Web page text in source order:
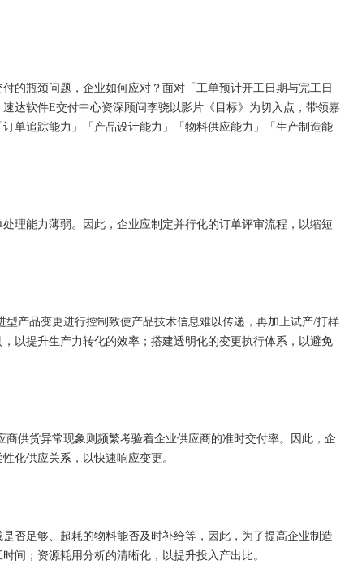
瓶颈问题，企业如何应对？面对「工单预计开工日期与完工日
达软件E交付中心资深顾问李骁以影片《目标》为切入点，带领嘉
单追踪能力」「产品设计能力」「物料供应能力」「生产制造能
能力薄弱。因此，企业应制定并行化的订单评审流程，以缩短
产品变更进行控制致使产品技术信息难以传递，再加上试产/打样
以提升生产力转化的效率；搭建透明化的变更执行体系，以避免
供货异常现象则频繁考验着企业供应商的准时交付率。因此，企
化供应关系，以快速响应变更。
足够、超耗的物料能否及时补给等，因此，为了提高企业制造
间；资源耗用分析的清晰化，以提升投入产出比。